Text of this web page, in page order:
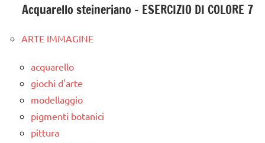
Acquarello steineriano – ESERCIZIO DI COLORE 7
ARTE IMMAGINE
acquarello
giochi d'arte
modellaggio
pigmenti botanici
pittura